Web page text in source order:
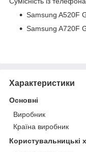
Samsung A520F
Samsung A720F
Характеристики
Основні
Виробник
Країна виробник
Користувальницькі